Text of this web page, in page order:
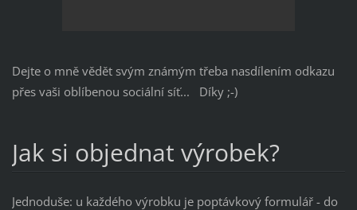
Dejte o mně vědět svým známým třeba nasdílením odkazu
přes vaši oblíbenou sociální síť... Díky ;-)
Jak si objednat výrobek?
Jednoduše: u každého výrobku je poptávkový formulář - do